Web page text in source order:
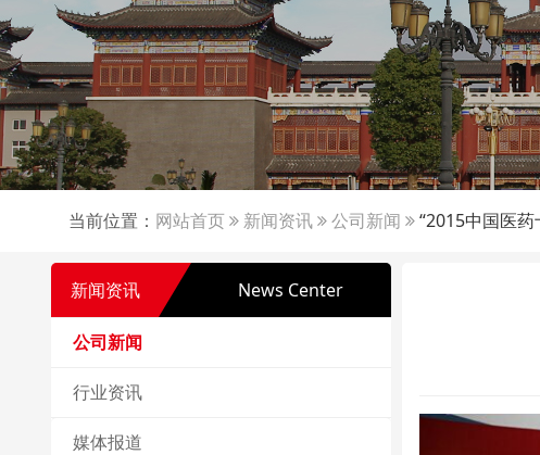
当前位置： 网站首页 新闻资讯 公司新闻 “2015中国医
新闻资讯 News Center
公司新闻
行业资讯
媒体报道